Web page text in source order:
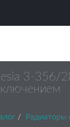
3-356/
Радиаторы